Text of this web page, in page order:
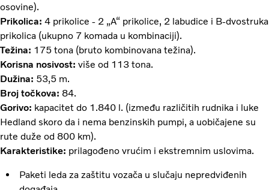
osovine).
Prikolica: 4 prikolice - 2 „A“ prikolice, 2 labudice i B-dvostruka
prikolica (ukupno 7 komada u kombinaciji).
Težina: 175 tona (bruto kombinovana težina).
Korisna nosivost: više od 113 tona.
Dužina: 53,5 m.
Broj točkova: 84.
Gorivo: kapacitet do 1.840 l. (između različitih rudnika i luke
Hedland skoro da i nema benzinskih pumpi, a uobičajene su
rute duže od 800 km).
Karakteristike: prilagođeno vrućim i ekstremnim uslovima.
Paketi leda za zaštitu vozača u slučaju nepredviđenih